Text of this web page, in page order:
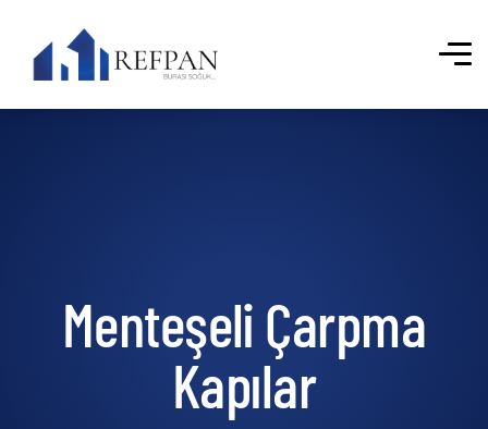
Menteşeli Çarpma
Kapılar